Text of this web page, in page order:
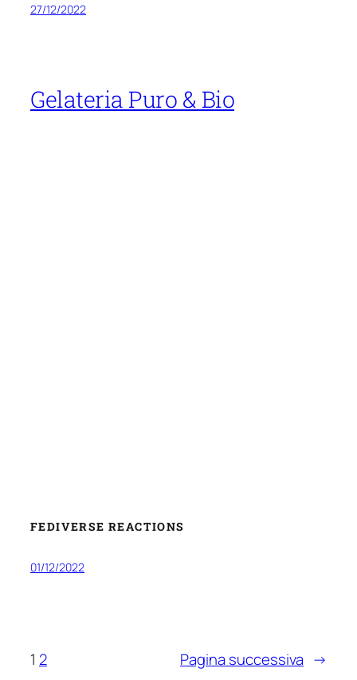
27/12/2022
Gelateria Puro & Bio
FEDIVERSE REACTIONS
01/12/2022
1 2 Pagina successiva →